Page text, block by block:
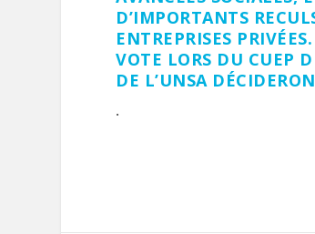
D’IMPORTANTS
ENTREPRISES
VOTE LORS DU CUEP
DE L’UNSA
.